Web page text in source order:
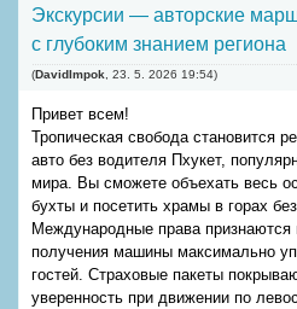
Экскурсии — авторские
с глубоким знанием региона
(DavidImpok 23. 5. 2026 19:54)
Привет всем!
Тропическая свобода становится
авто без водителя Пхукет,
мира. Вы сможете объехать весь
бухты и посетить храмы в горах
Международные права признаются
получения машины максимально
гостей. Страховые пакеты
уверенность при движении по